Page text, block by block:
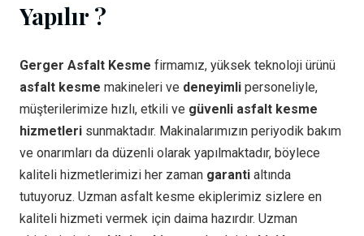
Yapılır ?
Gerger Asfalt Kesme firmamız, yüksek teknoloji ürünü
asfalt kesme makineleri ve deneyimli personeliyle,
müşterilerimize hızlı, etkili ve güvenli asfalt kesme
hizmetleri sunmaktadır. Makinalarımızın periyodik bakım
ve onarımları da düzenli olarak yapılmaktadır, böylece
kaliteli hizmetlerimizi her zaman garanti altında
tutuyoruz. Uzman asfalt kesme ekiplerimiz sizlere en
kaliteli hizmeti vermek için daima hazırdır. Uzman